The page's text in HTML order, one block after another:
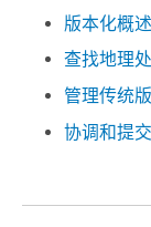
版本化概述
查找地理
管理传统
协调和提